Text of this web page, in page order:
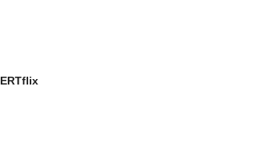
ERTflix